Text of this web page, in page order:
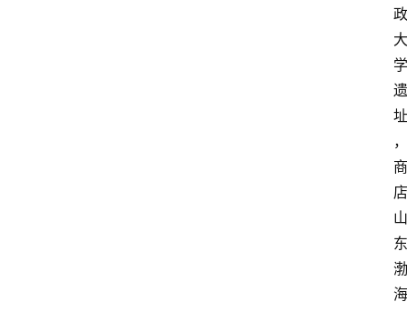
政
大
学
遗
址
，
商
店
山
东
渤
海